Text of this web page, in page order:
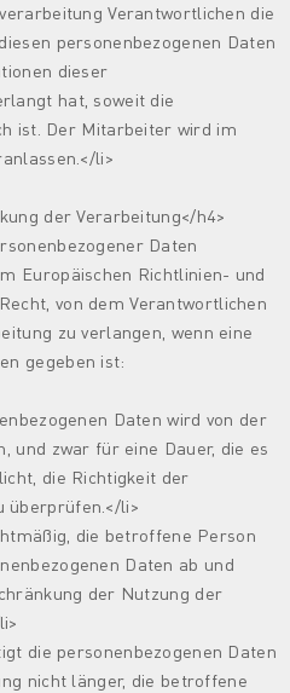
Verantwortlichen die
personenbezogenen Daten
dieser
hat, soweit die
ist. Der Mitarbeiter wird im
li>
der Verarbeitung</h4>
Daten
Europäischen Richtlinien- und
von dem Verantwortlichen
zu verlangen, wenn eine
gegeben ist:
Daten wird von der
und zwar für eine Dauer, die es
die Richtigkeit der
überprüfen.</li>
die betroffene Person
Daten ab und
der Nutzung der
die personenbezogenen Daten
nicht länger, die betroffene